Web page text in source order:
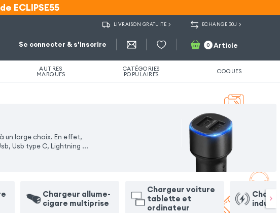
ECLIPSE55
ECLIPSE55
LIVRAISON GRATUITE ECHANGE 30J
Se connecter & s'inscrire 0 Article
AUTRES
MARQUES
CATÉGORIES
POPULAIRES COQUES
un large choix. En effet,
Usb type C, Lightning ...
Chargeur allume-
cigare multiprise
Chargeur voiture
tablette et
ordinateur